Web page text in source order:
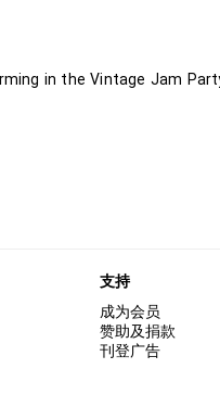
in the Vintage Jam
支持
成为会员
赞助及捐款
刊登广告